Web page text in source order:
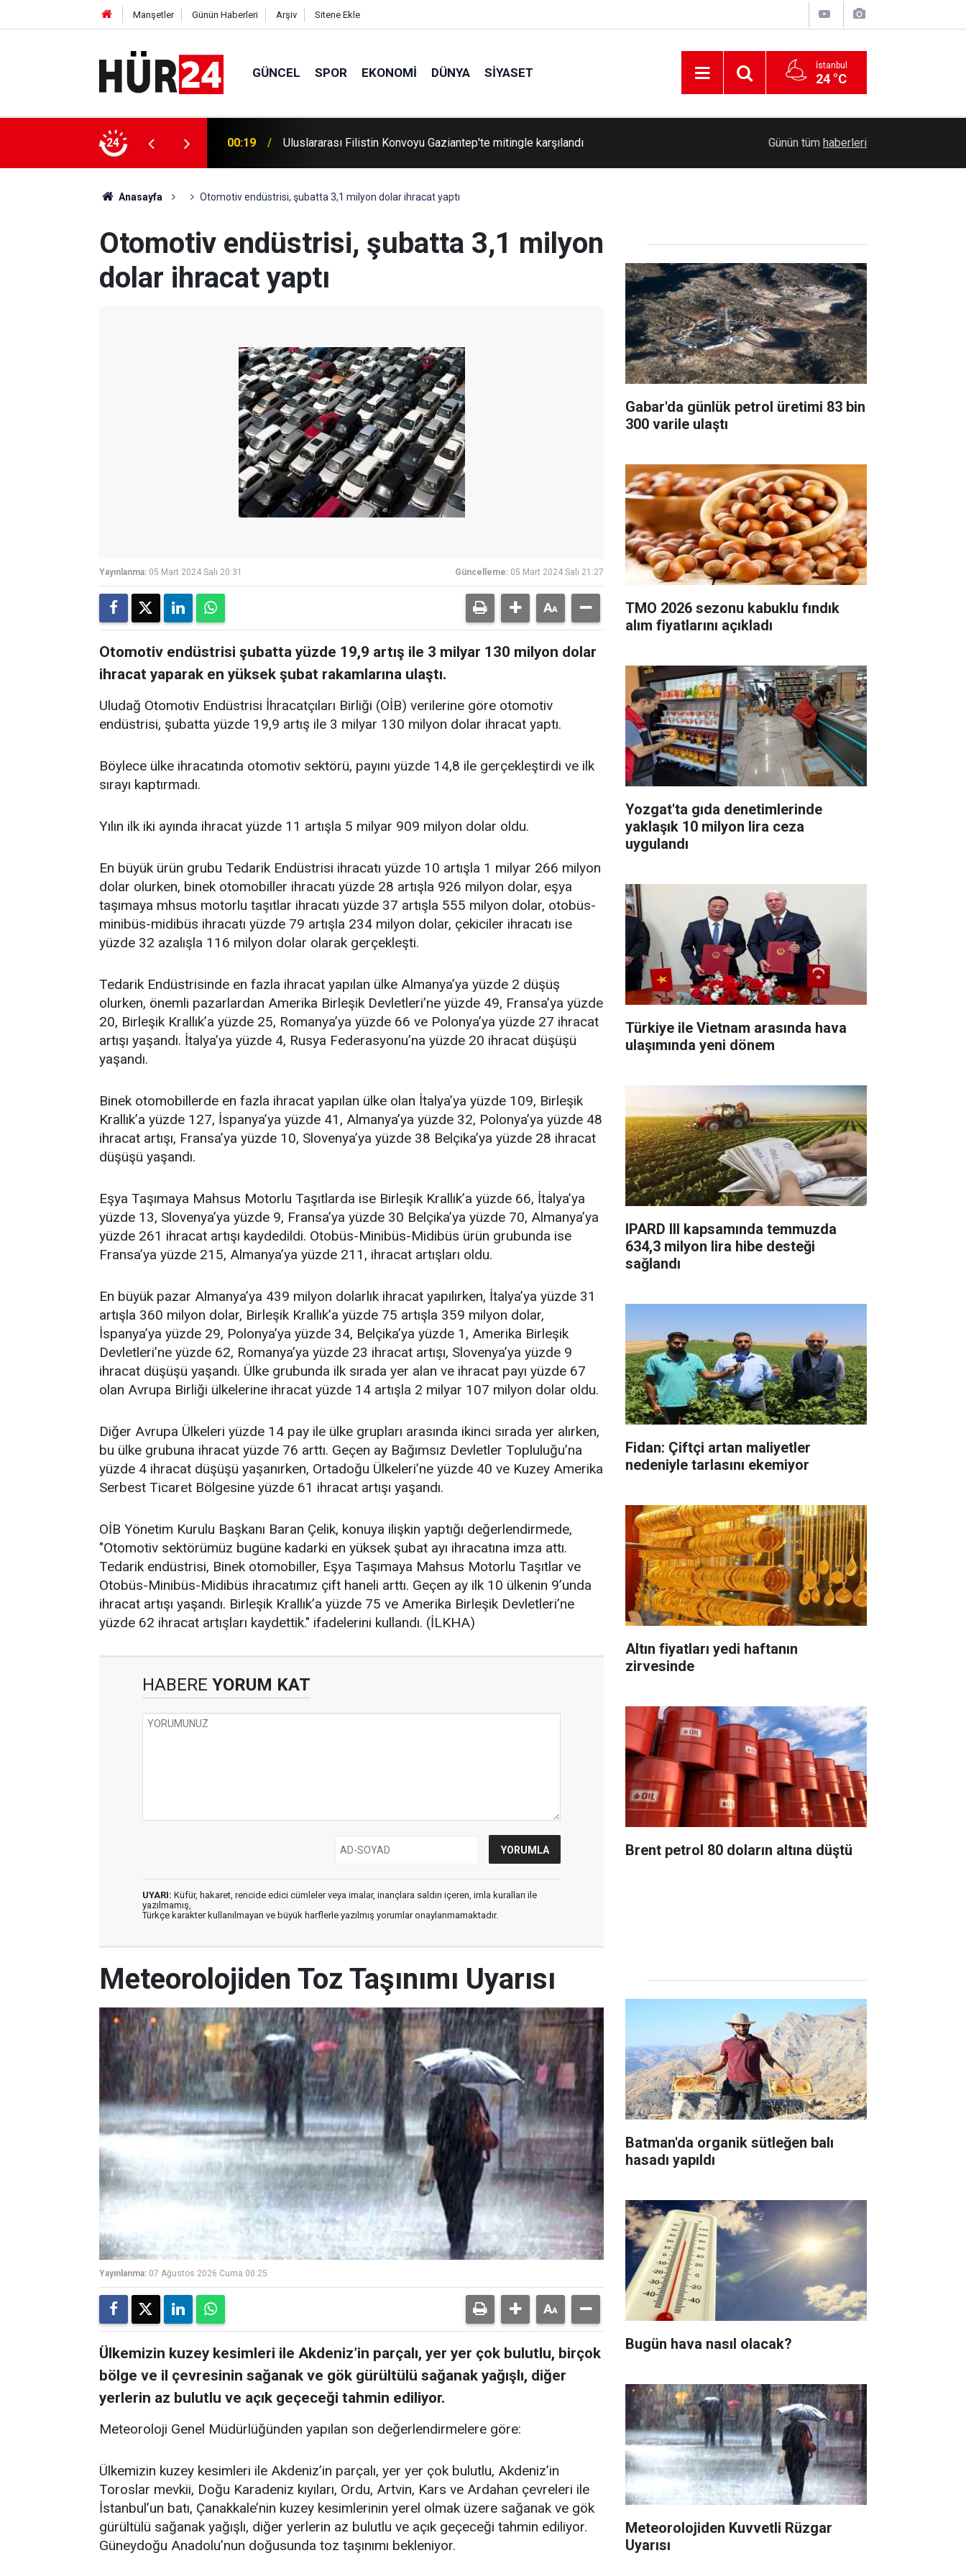
Manşetler Günün Haberleri Arşiv Sitene Ekle
GÜNCEL SPOR EKONOMI DÜNYA SIYASET İstanbul
24 °C
24 00:15 Muğla'da aranan hükümlü havalimanında yakalandı Kayseri'de uyuşturucu operasyonunda 5
Günün tüm haberleri
Anasayfa Otomotiv endüstrisi, şubatta 3,1 milyon dolar ihracat yaptı
Otomotiv endüstrisi, şubatta 3,1 milyon
dolar ihracat yaptı
Yayınlanma: 05 Mart 2024 Salı 20:31 Güncelleme: 05 Mart 2024 Salı 21:27
Otomotiv endüstrisi şubatta yüzde 19,9 artış ile 3 milyar 130 milyon dolar
ihracat yaparak en yüksek şubat rakamlarına ulaştı.
Uludağ Otomotiv Endüstrisi İhracatçıları Birliği (OİB) verilerine göre otomotiv
endüstrisi, şubatta yüzde 19,9 artış ile 3 milyar 130 milyon dolar ihracat yaptı.
Böylece ülke ihracatında otomotiv sektörü, payını yüzde 14,8 ile gerçekleştirdi ve ilk
sırayı kaptırmadı.
Yılın ilk iki ayında ihracat yüzde 11 artışla 5 milyar 909 milyon dolar oldu.
En büyük ürün grubu Tedarik Endüstrisi ihracatı yüzde 10 artışla 1 milyar 266 milyon
dolar olurken, binek otomobiller ihracatı yüzde 28 artışla 926 milyon dolar, eşya
taşımaya mhsus motorlu taşıtlar ihracatı yüzde 37 artışla 555 milyon dolar, otobüs-
minibüs-midibüs ihracatı yüzde 79 artışla 234 milyon dolar, çekiciler ihracatı ise
yüzde 32 azalışla 116 milyon dolar olarak gerçekleşti.
Tedarik Endüstrisinde en fazla ihracat yapılan ülke Almanya’ya yüzde 2 düşüş
olurken, önemli pazarlardan Amerika Birleşik Devletleri’ne yüzde 49, Fransa’ya yüzde
20, Birleşik Krallık’a yüzde 25, Romanya’ya yüzde 66 ve Polonya’ya yüzde 27 ihracat
artışı yaşandı. İtalya’ya yüzde 4, Rusya Federasyonu’na yüzde 20 ihracat düşüşü
yaşandı.
Binek otomobillerde en fazla ihracat yapılan ülke olan İtalya’ya yüzde 109, Birleşik
Krallık’a yüzde 127, İspanya’ya yüzde 41, Almanya’ya yüzde 32, Polonya’ya yüzde 48
ihracat artışı, Fransa’ya yüzde 10, Slovenya’ya yüzde 38 Belçika’ya yüzde 28 ihracat
düşüşü yaşandı.
Eşya Taşımaya Mahsus Motorlu Taşıtlarda ise Birleşik Krallık’a yüzde 66, İtalya’ya
yüzde 13, Slovenya’ya yüzde 9, Fransa’ya yüzde 30 Belçika’ya yüzde 70, Almanya’ya
yüzde 261 ihracat artışı kaydedildi. Otobüs-Minibüs-Midibüs ürün grubunda ise
Fransa’ya yüzde 215, Almanya’ya yüzde 211, ihracat artışları oldu.
En büyük pazar Almanya’ya 439 milyon dolarlık ihracat yapılırken, İtalya’ya yüzde 31
artışla 360 milyon dolar, Birleşik Krallık’a yüzde 75 artışla 359 milyon dolar,
İspanya’ya yüzde 29, Polonya’ya yüzde 34, Belçika’ya yüzde 1, Amerika Birleşik
Devletleri’ne yüzde 62, Romanya’ya yüzde 23 ihracat artışı, Slovenya’ya yüzde 9
ihracat düşüşü yaşandı. Ülke grubunda ilk sırada yer alan ve ihracat payı yüzde 67
olan Avrupa Birliği ülkelerine ihracat yüzde 14 artışla 2 milyar 107 milyon dolar oldu.
Diğer Avrupa Ülkeleri yüzde 14 pay ile ülke grupları arasında ikinci sırada yer alırken,
bu ülke grubuna ihracat yüzde 76 arttı. Geçen ay Bağımsız Devletler Topluluğu’na
yüzde 4 ihracat düşüşü yaşanırken, Ortadoğu Ülkeleri’ne yüzde 40 ve Kuzey Amerika
Serbest Ticaret Bölgesine yüzde 61 ihracat artışı yaşandı.
OİB Yönetim Kurulu Başkanı Baran Çelik, konuya ilişkin yaptığı değerlendirmede,
"Otomotiv sektörümüz bugüne kadarki en yüksek şubat ayı ihracatına imza attı.
Tedarik endüstrisi, Binek otomobiller, Eşya Taşımaya Mahsus Motorlu Taşıtlar ve
Otobüs-Minibüs-Midibüs ihracatımız çift haneli arttı. Geçen ay ilk 10 ülkenin 9’unda
ihracat artışı yaşandı. Birleşik Krallık’a yüzde 75 ve Amerika Birleşik Devletleri’ne
yüzde 62 ihracat artışları kaydettik." ifadelerini kullandı. (İLKHA)
HABERE YORUM KAT
UYARI: Küfür, hakaret, rencide edici cümleler veya imalar, inançlara saldırı içeren, imla kuralları ile
yazılmamış,
Türkçe karakter kullanılmayan ve büyük harflerle yazılmış yorumlar onaylanmamaktadır.
Gabar'da günlük petrol üretimi 83 bin
300 varile ulaştı
TMO 2026 sezonu kabuklu fındık
alım fiyatlarını açıkladı
Yozgat'ta gıda denetimlerinde
yaklaşık 10 milyon lira ceza
uygulandı
Türkiye ile Vietnam arasında hava
ulaşımında yeni dönem
IPARD III kapsamında temmuzda
634,3 milyon lira hibe desteği
sağlandı
Fidan: Çiftçi artan maliyetler
nedeniyle tarlasını ekemiyor
Altın fiyatları yedi haftanın
zirvesinde
Brent petrol 80 doların altına düştü
Meteorolojiden Toz Taşınımı Uyarısı
Yayınlanma: 07 Ağustos 2026 Cuma 00:25
Ülkemizin kuzey kesimleri ile Akdeniz’in parçalı, yer yer çok bulutlu, birçok
bölge ve il çevresinin sağanak ve gök gürültülü sağanak yağışlı, diğer
yerlerin az bulutlu ve açık geçeceği tahmin ediliyor.
Meteoroloji Genel Müdürlüğünden yapılan son değerlendirmelere göre:
Ülkemizin kuzey kesimleri ile Akdeniz’in parçalı, yer yer çok bulutlu, Akdeniz’in
Toroslar mevkii, Doğu Karadeniz kıyıları, Ordu, Artvin, Kars ve Ardahan çevreleri ile
İstanbul’un batı, Çanakkale’nin kuzey kesimlerinin yerel olmak üzere sağanak ve gök
gürültülü sağanak yağışlı, diğer yerlerin az bulutlu ve açık geçeceği tahmin ediliyor.
Güneydoğu Anadolu’nun doğusunda toz taşınımı bekleniyor.
Batman'da organik sütleğen balı
hasadı yapıldı
Bugün hava nasıl olacak?
Meteorolojiden Kuvvetli Rüzgar
Uyarısı